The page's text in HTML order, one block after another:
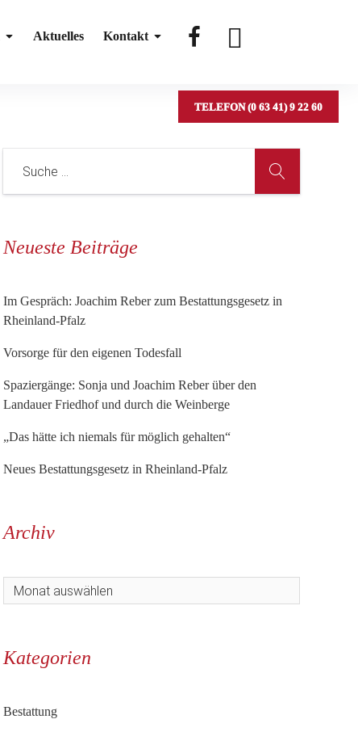
Aktuelles Kontakt
TELEFON (0 63 41) 9 22 60
Neueste Beiträge
Im Gespräch: Joachim Reber zum Bestattungsgesetz in
Rheinland-Pfalz
Vorsorge für den eigenen Todesfall
Spaziergänge: Sonja und Joachim Reber über den
Landauer Friedhof und durch die Weinberge
„Das hätte ich niemals für möglich gehalten“
Neues Bestattungsgesetz in Rheinland-Pfalz
Archiv
Kategorien
Bestattung